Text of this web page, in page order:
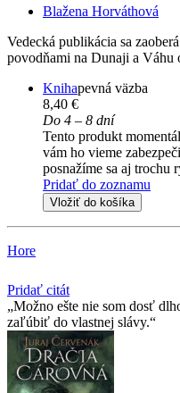
Blažena Horváthová
Vedecká publikácia sa
povodňami na Dunaji a Váhu
Knihapevná väzba
8,40 €
Do 4 – 8 dní
Tento produkt
vám ho vieme
posnažíme sa aj trochu
Pridať do zoznamu
Vložiť do košíka
Hore
Pridať citát
Možno ešte nie som dosť
zaľúbiť do vlastnej slávy.